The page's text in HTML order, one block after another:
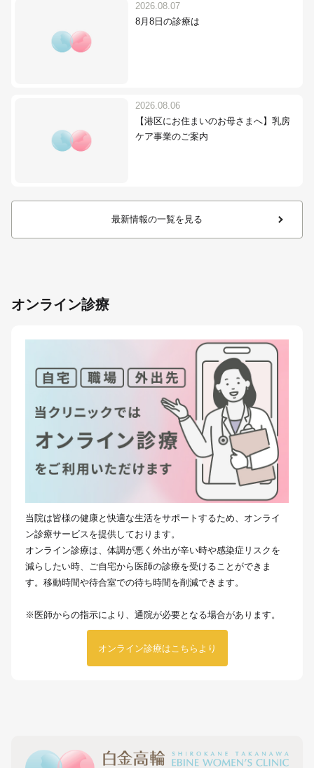
2026.08.07
8月8日の診療は
2026.08.06
【港区にお住まいのお母さまへ】乳房
ケア事業のご案内
最新情報の一覧を見る
オンライン診療
当院は皆様の健康と快適な生活をサポートするため、オンライ
ン診療サービスを提供しております。
オンライン診療は、体調が悪く外出が辛い時や感染症リスクを
減らしたい時、ご自宅から医師の診療を受けることができま
す。移動時間や待合室での待ち時間を削減できます。
※医師からの指示により、通院が必要となる場合があります。
オンライン診療はこちらより